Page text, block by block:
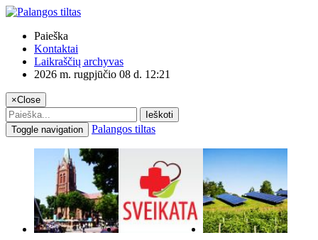
Paieška
Kontaktai
Laikraščių archyvas
2026 m. rugpjūčio 08 d. 12:21
×Close
Ieškoti
Toggle navigation
Palangos tiltas